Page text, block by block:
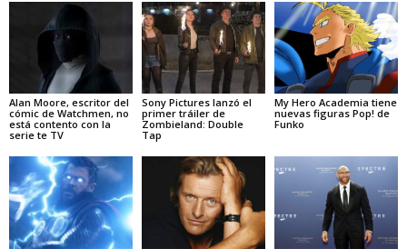
Alan Moore, escritor del
cómic de Watchmen, no
está contento con la
serie te TV
Sony Pictures lanzó el
primer tráiler de
Zombieland: Double
Tap
My Hero Academia tiene
nuevas figuras Pop! de
Funko